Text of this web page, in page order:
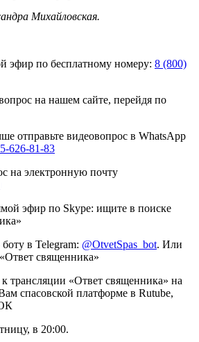
Михайловская.
эфир по бесплатному номеру: 8 (800)
на нашем сайте, перейдя по
отправьте видеовопрос в WhatsApp
626-81-83
на электронную почту
эфир по Skype: ищите в поиске
в Telegram: @OtvetSpas_bot. Или
священника»
трансляции «Ответ священника» на
спасовской платформе в Rutube,
в 20:00.